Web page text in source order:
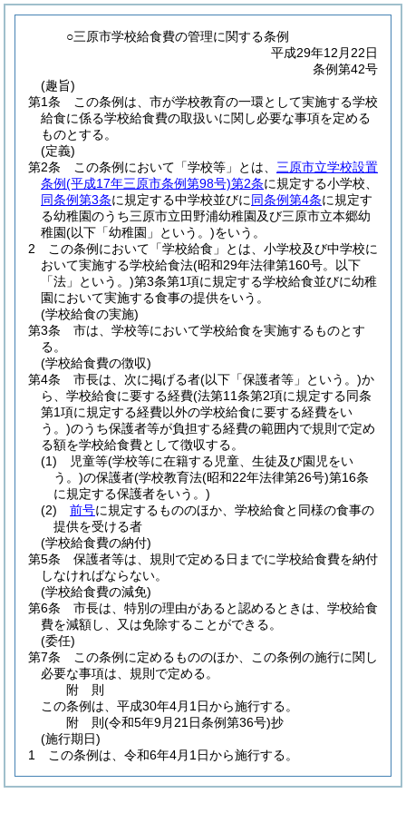
○三原市学校給食費の管理に関する条例
平成29年12月22日
条例第42号
(趣旨)
第1条
この条例は、市が学校教育の一環として実施する学校
給食に係る学校給食費の取扱いに関し必要な事項を定める
ものとする。
(定義)
第2条
この条例において「学校等」とは、 三原市立学校設置
条例(平成17年三原市条例第98号)第2条に規定する小学校、
同条例第3条に規定する中学校並びに同条例第4条に規定す
る幼稚園のうち三原市立田野浦幼稚園及び三原市立本郷幼
稚園(以下「幼稚園」という。)をいう。
2
この条例において「学校給食」とは、小学校及び中学校に
おいて実施する学校給食法(昭和29年法律第160号。以下
「法」という。)第3条第1項に規定する学校給食並びに幼稚
園において実施する食事の提供をいう。
(学校給食の実施)
第3条
市は、学校等において学校給食を実施するものとす
る。
(学校給食費の徴収)
第4条
市長は、次に掲げる者(以下「保護者等」という。)か
ら、学校給食に要する経費(法第11条第2項に規定する同条
第1項に規定する経費以外の学校給食に要する経費をい
う。)のうち保護者等が負担する経費の範囲内で規則で定め
る額を学校給食費として徴収する。
(1)
児童等(学校等に在籍する児童、生徒及び園児をい
う。)の保護者(学校教育法(昭和22年法律第26号)第16条
に規定する保護者をいう。)
(2)
前号に規定するもののほか、学校給食と同様の食事の
提供を受ける者
(学校給食費の納付)
第5条
保護者等は、規則で定める日までに学校給食費を納付
しなければならない。
(学校給食費の減免)
第6条
市長は、特別の理由があると認めるときは、学校給食
費を減額し、又は免除することができる。
(委任)
第7条
この条例に定めるもののほか、この条例の施行に関し
必要な事項は、規則で定める。
附 則
この条例は、平成30年4月1日から施行する。
附 則(令和5年9月21日条例第36号)抄
(施行期日)
1
この条例は、令和6年4月1日から施行する。